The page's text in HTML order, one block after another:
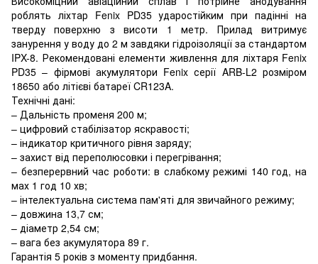
роблять ліхтар Fenix PD35 ударостійким при падінні на
тверду поверхню з висоти 1 метр. Прилад витримує
занурення у воду до 2 м завдяки гідроізоляції за стандартом
IPX-8. Рекомендовані елементи живлення для ліхтаря Fenix
PD35 – фірмові акумулятори Fenix серії ARB-L2 розміром
18650 або літієві батареї CR123A.
Технічні дані:
– Дальність променя 200 м;
– цифровий стабілізатор яскравості;
– індикатор критичного рівня заряду;
– захист від переполюсовки і перегрівання;
– безперервний час роботи: в слабкому режимі 140 год, на
мах 1 год 10 хв;
– інтелектуальна система пам'яті для звичайного режиму;
– довжина 13,7 см;
– діаметр 2,54 см;
– вага без акумулятора 89 г.
Гарантія 5 років з моменту придбання.